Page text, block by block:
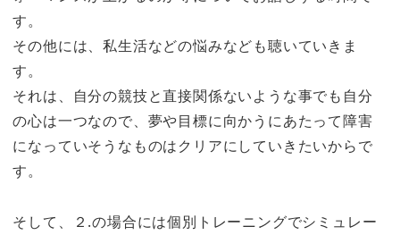
す。
その他には、私生活などの悩みなども聴いていきま
す。
それは、自分の競技と直接関係ないような事でも自分
の心は一つなので、夢や目標に向かうにあたって障害
になっていそうなものはクリアにしていきたいからで
す。
そして、２.の場合には個別トレーニングでシミュレー